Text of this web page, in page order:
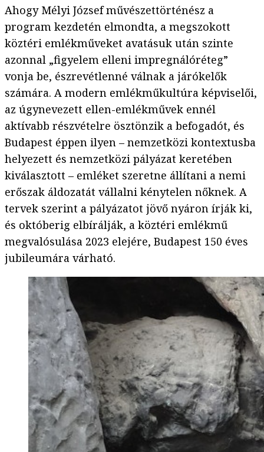
Ahogy Mélyi József művészettörténész a
program kezdetén elmondta, a megszokott
köztéri emlékműveket avatásuk után szinte
azonnal „figyelem elleni impregnálóréteg”
vonja be, észrevétlenné válnak a járókelők
számára. A modern emlékműkultúra képviselői,
az úgynevezett ellen-emlékművek ennél
aktívabb részvételre ösztönzik a befogadót, és
Budapest éppen ilyen – nemzetközi kontextusba
helyezett és nemzetközi pályázat keretében
kiválasztott – emléket szeretne állítani a nemi
erőszak áldozatát vállalni kénytelen nőknek. A
tervek szerint a pályázatot jövő nyáron írják ki,
és októberig elbírálják, a köztéri emlékmű
megvalósulása 2023 elejére, Budapest 150 éves
jubileumára várható.